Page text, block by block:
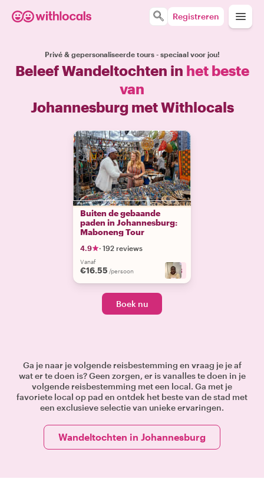
Registreren
Privé & gepersonaliseerde tours - speciaal voor jou!
Beleef Wandeltochten in het beste
van
Johannesburg met Withlocals
Buiten de gebaande
paden in Johannesburg:
Maboneng Tour
4.9 · 192 reviews
Vanaf
€16.55 /persoon + 3
Boek nu
Ga je naar je volgende reisbestemming en vraag je je af
wat er te doen is? Geen zorgen, er is vanalles te doen in je
volgende reisbestemming met een local. Ga met je
favoriete local op pad en ontdek het beste van de stad met
een exclusieve selectie van unieke ervaringen.
Wandeltochten in Johannesburg